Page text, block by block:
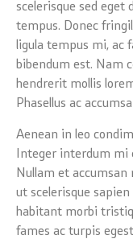
scelerisque sed eget
tempus. Donec
ligula tempus mi, ac
bibendum est. Nam
hendrerit mollis
Phasellus ac
Aenean in leo
Integer interdum mi
Nullam et accumsan
ut scelerisque
habitant morbi
fames ac turpis